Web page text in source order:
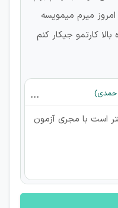
امروز میرم میمویسه
کارتمو جیکار کنم
است با مجری آزمون